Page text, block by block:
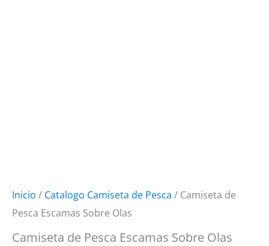
Inicio / Catalogo Camiseta de Pesca / Camiseta de
Pesca Escamas Sobre Olas
Camiseta de Pesca Escamas Sobre Olas